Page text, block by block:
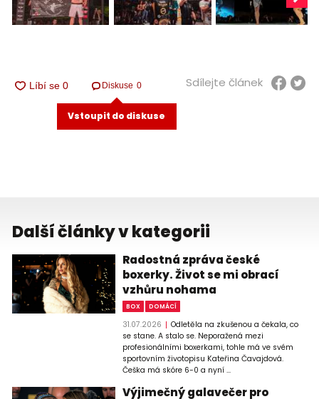
Diskuse 0
Vstoupit do diskuse
Sdílejte článek
Další články v kategorii
Radostná zpráva české
boxerky. Život se mi obrací
vzhůru nohama
BOX DOMÁCÍ
31.07.2026
Odletěla na zkušenou a čekala, co
se stane. A stalo se. Neporažená mezi
profesionálními boxerkami, tohle má ve svém
sportovním životopisu Kateřina Čavajdová.
Češka má skóre 6-0 a nyní ...
Výjimečný galavečer pro